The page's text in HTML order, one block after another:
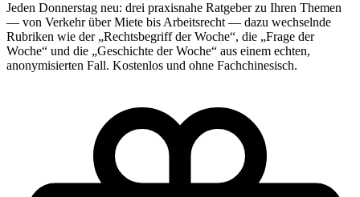
Jeden Donnerstag neu: drei praxisnahe Ratgeber zu Ihren Themen
— von Verkehr über Miete bis Arbeitsrecht — dazu wechselnde
Rubriken wie der „Rechtsbegriff der Woche“, die „Frage der
Woche“ und die „Geschichte der Woche“ aus einem echten,
anonymisierten Fall. Kostenlos und ohne Fachchinesisch.